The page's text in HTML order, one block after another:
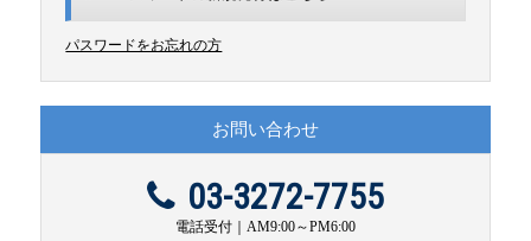
パスワードをお忘れの方
お問い合わせ
03-3272-7755
電話受付｜AM9:00～PM6:00